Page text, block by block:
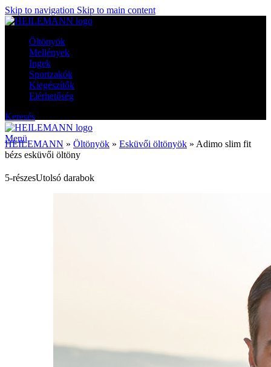
Skip to navigation Skip to main content
Öltönyök
Mellények
Ingek
Sportzakók
Kiegészítők
Elérhetőség
Keresés
Menü
HEILEMANN » Öltönyök » Esküvői öltönyök » Adimo slim fit
bézs esküvői öltöny
5-részesUtolsó darabok